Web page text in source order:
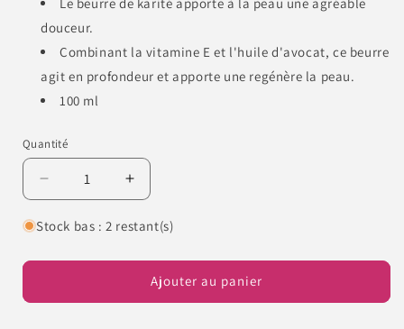
douceur.
Combinant la vitamine E et l'huile d'avocat, ce beurre
agit en profondeur et apporte une regénère la peau.
100 ml
Quantité
Quantité
Réduire
la
quantité
Gehwol
Feet
Augmenter
la
quantité
Gehwol
Soft
Feet
Stock bas : 2 restant(s)
Ajouter au panier